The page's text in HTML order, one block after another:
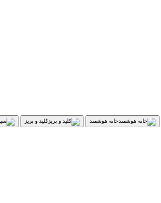
خانه هوشمند کلید و پریز